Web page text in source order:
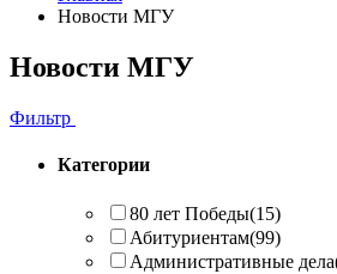
Новости МГУ
Новости МГУ
Фильтр
Категории
80 лет Победы(15)
Абитуриентам(99)
Административные дела